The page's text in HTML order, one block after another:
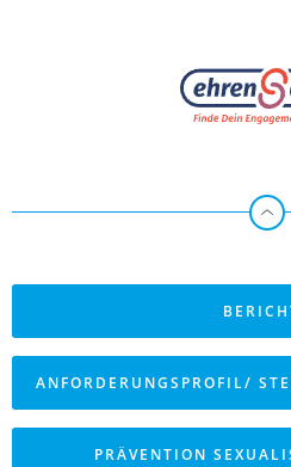
ANFORDERUNGSPROFIL/
PRÄVENTION